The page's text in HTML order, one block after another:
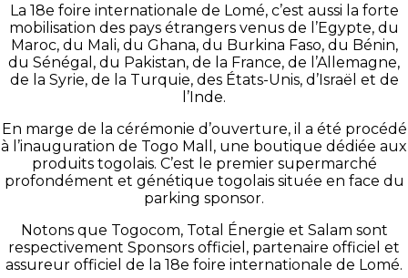
La 18e foire internationale de Lomé, c’est aussi la forte
mobilisation des pays étrangers venus de l’Egypte, du
Maroc, du Mali, du Ghana, du Burkina Faso, du Bénin,
du Sénégal, du Pakistan, de la France, de l’Allemagne,
de la Syrie, de la Turquie, des États-Unis, d’Israël et de
l’Inde.
En marge de la cérémonie d’ouverture, il a été procédé
à l’inauguration de Togo Mall, une boutique dédiée aux
produits togolais. C’est le premier supermarché
profondément et génétique togolais située en face du
parking sponsor.
Notons que Togocom, Total Énergie et Salam sont
respectivement Sponsors officiel, partenaire officiel et
assureur officiel de la 18e foire internationale de Lomé.